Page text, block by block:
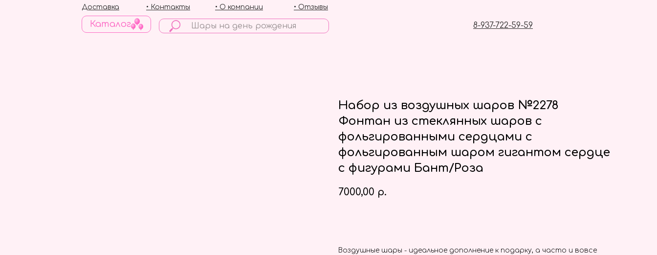
Каталог 8-937-722-59-59
• Отзывы
• О компании
• Контакты
Доставка
Набор из воздушных шаров №2278
Фонтан из стеклянных шаров с
фольгированными сердцами с
фольгированным шаром гигантом сердце
с фигурами Бант/Роза
7000,00 р.
Воздушные шары - идеальное дополнение к подарку, а часто и вовсе